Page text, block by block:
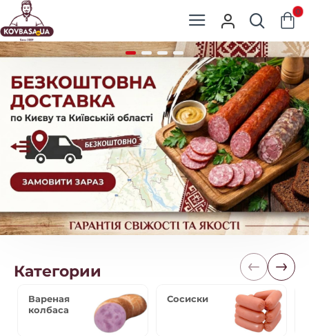
Постачальник
продуктів
для
холодильної
вітрини
0
Категории
Вареная
колбаса
Сосиски